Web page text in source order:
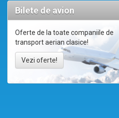
Bilete de avion
Oferte de la toate companiile de
transport aerian clasice!
Vezi oferte!